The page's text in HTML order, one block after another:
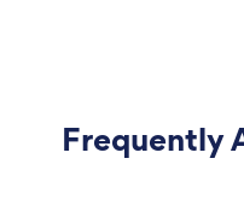
Frequently